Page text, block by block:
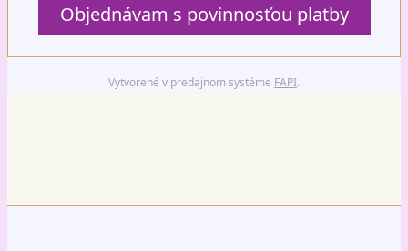
Objednávam s povinnosťou platby
Vytvorené v predajnom systéme FAPI.